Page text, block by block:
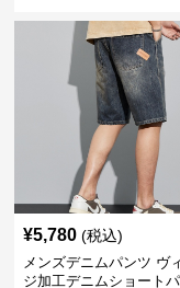
¥5,780 (税込)
メンズデニムパンツ ヴ
ジ加工デニムショート